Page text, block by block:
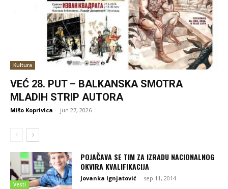
Kultura
VEĆ 28. PUT – BALKANSKA SMOTRA
MLADIH STRIP AUTORA
Mišo Koprivica - jun 27, 2026
Vesti
POJAČAVA SE TIM ZA IZRADU NACIONALNOG
OKVIRA KVALIFIKACIJA
Jovanka Ignjatović - sep 11, 2014